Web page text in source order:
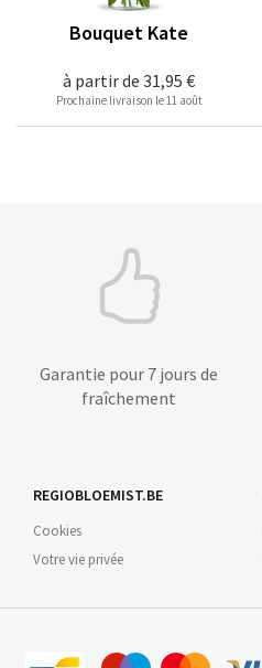
à partir de 31,95 €
Bouquet Kate
Prochaine livraison le 11 août
Garantie pour 7 jours de
fraîchement
REGIOBLOEMIST.BE
Cookies
Votre vie privée